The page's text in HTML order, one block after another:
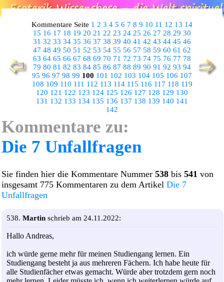
Kommentare Seite 1 2 3 4 5 6 7 8 9 10 11 12 13 14
15 16 17 18 19 20 21 22 23 24 25 26 27 28 29 30
31 32 33 34 35 36 37 38 39 40 41 42 43 44 45 46
47 48 49 50 51 52 53 54 55 56 57 58 59 60 61 62
63 64 65 66 67 68 69 70 71 72 73 74 75 76 77 78
79 80 81 82 83 84 85 86 87 88 89 90 91 92 93 94
95 96 97 98 99 100 101 102 103 104 105 106 107
108 109 110 111 112 113 114 115 116 117 118 119
120 121 122 123 124 125 126 127 128 129 130
131 132 133 134 135 136 137 138 139 140 141
142
Kommentare zu:
Die 7 Unfallfragen
Sie finden hier die Kommentare Nummer 538 bis 541 von
insgesamt 775 Kommentaren zu dem Artikel Die 7
Unfallfragen
538. Martin schrieb am 24.11.2022:
Hallo Andreas,
ich würde gerne mehr für meinen Studiengang lernen. Ein
Studiengang besteht ja aus mehreren Fächern. Ich habe heute für
alle Studienfächer etwas gemacht. Würde aber trotzdem gern noch